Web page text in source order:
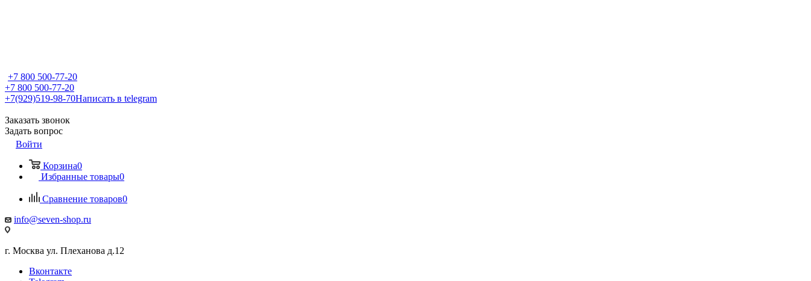
+7 800 500-77-20
+7 800 500-77-20
+7(929)519-98-70Написать в telegram
Заказать звонок
Задать вопрос
Войти
Корзина0
Избранные товары0
Сравнение товаров0
info@seven-shop.ru
г. Москва ул. Плеханова д.12
Вконтакте